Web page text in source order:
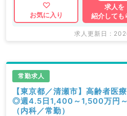
お気に入り
求人を
紹介しても
求人更新日 :
常勤求人
【東京都／清瀬市】高齢者医
◎週4.5日1,400～1,500万円～
（内科／常勤）